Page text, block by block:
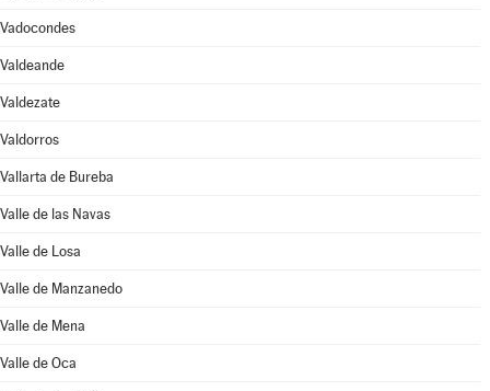
Vadocondes
Valdeande
Valdezate
Valdorros
Vallarta de Bureba
Valle de las Navas
Valle de Losa
Valle de Manzanedo
Valle de Mena
Valle de Oca